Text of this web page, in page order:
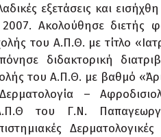
εξετάσεις και
Ακολούθησε διετής
του Α.Π.Θ. με τίτλο
διδακτορική
του Α.Π.Θ. με βαθμό
–
Α.Π.Θ του Γ.Ν.